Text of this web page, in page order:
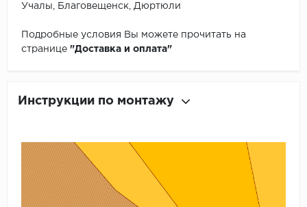
Учалы, Благовещенск, Дюртюли
Подробные условия Вы можете прочитать на
странице "Доставка и оплата"
Инструкции по монтажу